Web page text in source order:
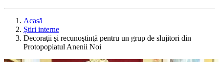
Acasă
Ştiri interne
Decoraţii şi recunoştinţă pentru un grup de slujitori din
Protopopiatul Anenii Noi